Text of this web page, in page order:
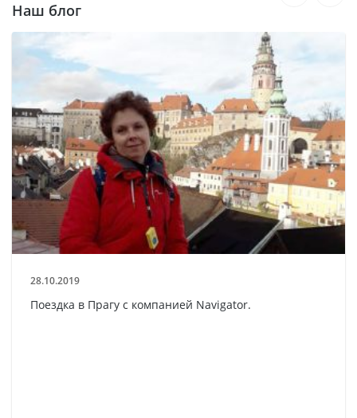
Наш блог
28.10.2019
Поездка в Прагу с компанией Navigator.